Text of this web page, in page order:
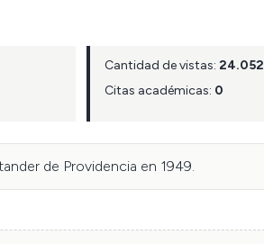
Cantidad de vistas: 24.052
Citas académicas: 0
de Providencia en 1949.